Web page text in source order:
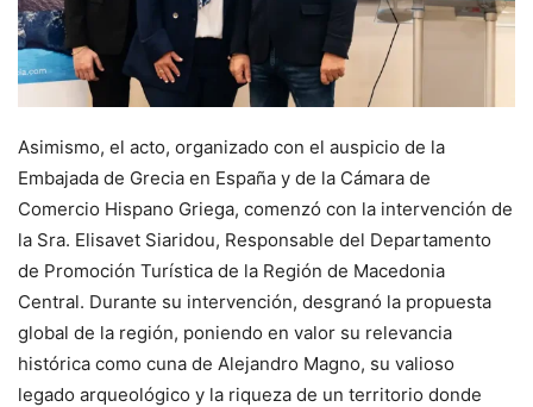
Asimismo, el acto, organizado con el auspicio de la
Embajada de Grecia en España y de la Cámara de
Comercio Hispano Griega, comenzó con la intervención de
la Sra. Elisavet Siaridou, Responsable del Departamento
de Promoción Turística de la Región de Macedonia
Central. Durante su intervención, desgranó la propuesta
global de la región, poniendo en valor su relevancia
histórica como cuna de Alejandro Magno, su valioso
legado arqueológico y la riqueza de un territorio donde